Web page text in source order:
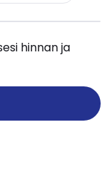
hinnan ja